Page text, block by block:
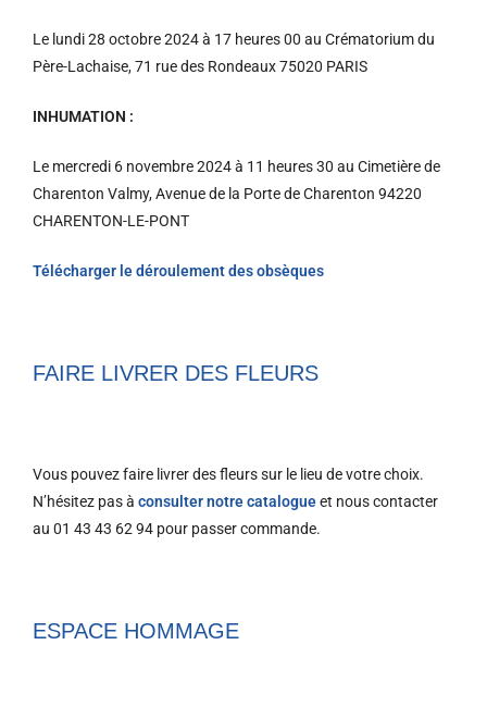
Le lundi 28 octobre 2024 à 17 heures 00 au Crématorium du
Père-Lachaise, 71 rue des Rondeaux 75020 PARIS
INHUMATION :
Le mercredi 6 novembre 2024 à 11 heures 30 au Cimetière de
Charenton Valmy, Avenue de la Porte de Charenton 94220
CHARENTON-LE-PONT
Télécharger le déroulement des obsèques
FAIRE LIVRER DES FLEURS
Vous pouvez faire livrer des fleurs sur le lieu de votre choix.
N’hésitez pas à consulter notre catalogueet nous contacter
au 01 43 43 62 94 pour passer commande.
ESPACE HOMMAGE